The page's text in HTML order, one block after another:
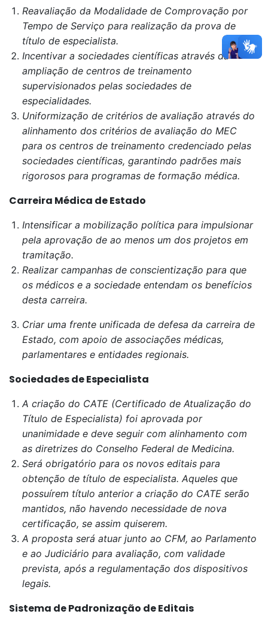
Reavaliação da Modalidade de Comprovação por
Tempo de Serviço para realização da prova de
título de especialista.
Incentivar a sociedades científicas através da
ampliação de centros de treinamento
supervisionados pelas sociedades de
especialidades.
Uniformização de critérios de avaliação através do
alinhamento dos critérios de avaliação do MEC
para os centros de treinamento credenciado pelas
sociedades científicas, garantindo padrões mais
rigorosos para programas de formação médica.
Carreira Médica de Estado
Intensificar a mobilização política para impulsionar
pela aprovação de ao menos um dos projetos em
tramitação.
Realizar campanhas de conscientização para que
os médicos e a sociedade entendam os benefícios
desta carreira.
Criar uma frente unificada de defesa da carreira de
Estado, com apoio de associações médicas,
parlamentares e entidades regionais.
Sociedades de Especialista
A criação do CATE (Certificado de Atualização do
Título de Especialista) foi aprovada por
unanimidade e deve seguir com alinhamento com
as diretrizes do Conselho Federal de Medicina.
Será obrigatório para os novos editais para
obtenção de título de especialista. Aqueles que
possuírem título anterior a criação do CATE serão
mantidos, não havendo necessidade de nova
certificação, se assim quiserem.
A proposta será atuar junto ao CFM, ao Parlamento
e ao Judiciário para avaliação, com validade
prevista, após a regulamentação dos dispositivos
legais.
Sistema de Padronização de Editais